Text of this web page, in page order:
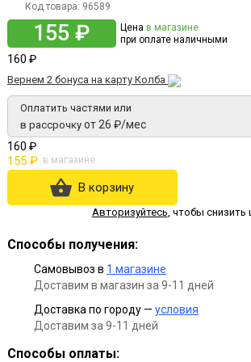
Код товара: 96589
155 ₽ Цена в магазине
при оплате наличными
160 ₽
Вернем 2 бонуса на карту Колба
Оплатить частями или
в рассрочку от 26 ₽/мес
160 ₽
155 ₽ в магазине
В корзину
Авторизуйтесь, чтобы снизить
Способы получения:
Самовывоз в 1 магазине
Доставим в магазин за 9-11 дней
Доставка по городу — условия
Доставим за 9-11 дней
Способы оплаты: